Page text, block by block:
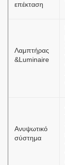
επέκταση
Λαμπτήρας
&Luminaire
Ανυψωτικό
σύστημα